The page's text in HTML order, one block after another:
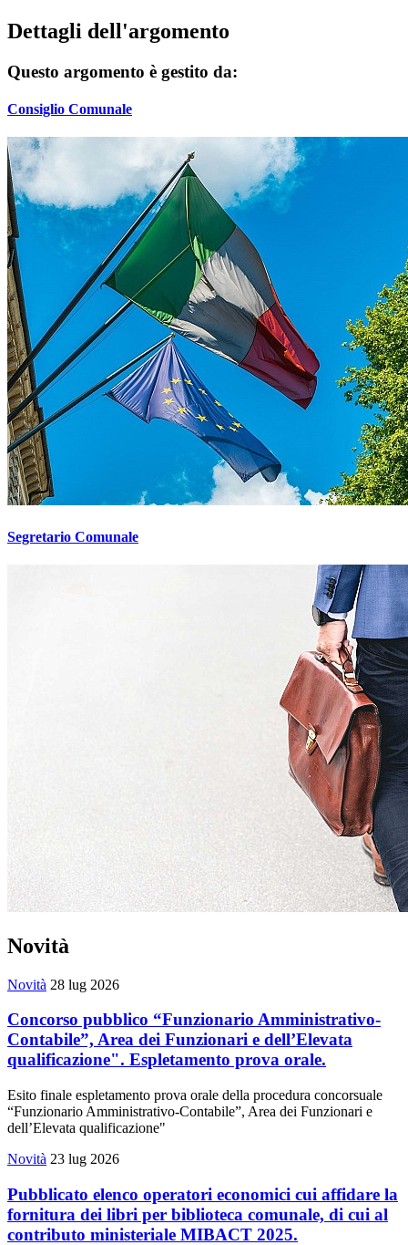
Dettagli dell'argomento
Questo argomento è gestito da:
Consiglio Comunale
Segretario Comunale
Novità
Novità 28 lug 2026
Concorso pubblico “Funzionario Amministrativo-
Contabile”, Area dei Funzionari e dell’Elevata
qualificazione". Espletamento prova orale.
Esito finale espletamento prova orale della procedura concorsuale
“Funzionario Amministrativo-Contabile”, Area dei Funzionari e
dell’Elevata qualificazione"
Novità 23 lug 2026
Pubblicato elenco operatori economici cui affidare la
fornitura dei libri per biblioteca comunale, di cui al
contributo ministeriale MIBACT 2025.